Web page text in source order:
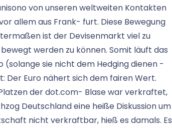
von unseren weltweiten Kontakten
allem aus Frank- furt. Diese Bewegung
ist der Devisenmarkt viel zu
werden zu können. Somit läuft das
sie nicht dem Hedging dienen -
Der Euro nähert sich dem fairen Wert.
der dot.com- Blase war verkraftet,
Deutschland eine heiße Diskussion um
nicht verkraftbar, hieß es damals. Es